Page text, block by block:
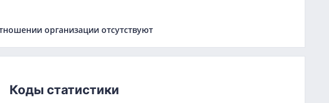
организации отсутствуют
Коды статистики